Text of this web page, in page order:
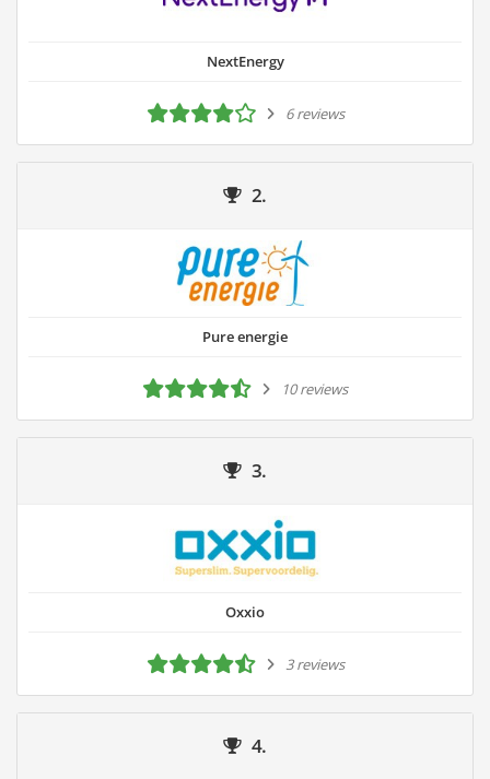
NextEnergy
6 reviews
2.
Pure energie
10 reviews
3.
Oxxio
3 reviews
4.